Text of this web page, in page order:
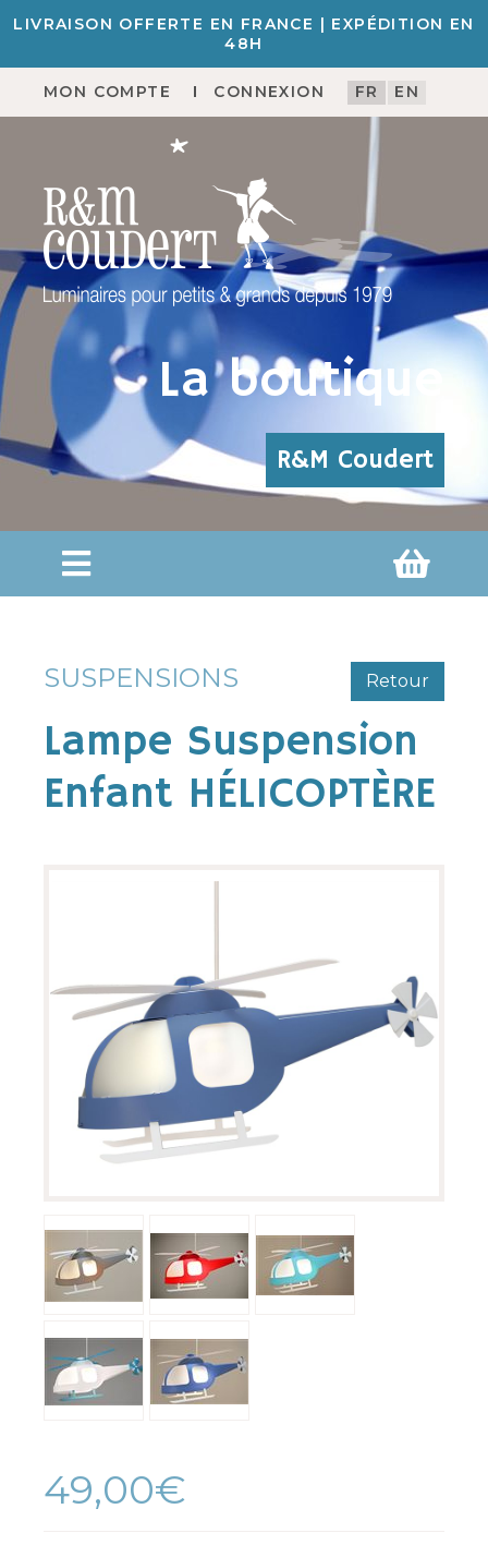
LIVRAISON OFFERTE EN FRANCE | EXPÉDITION EN
48H
MON COMPTE CONNEXION FR EN
La boutique
R&M Coudert
Retour
SUSPENSIONS
Lampe Suspension
Enfant HÉLICOPTÈRE
49,00€